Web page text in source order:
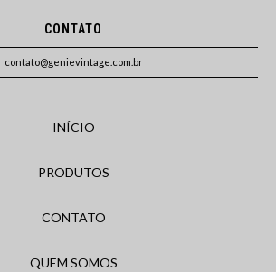
CONTATO
contato@genievintage.com.br
INÍCIO
PRODUTOS
CONTATO
QUEM SOMOS